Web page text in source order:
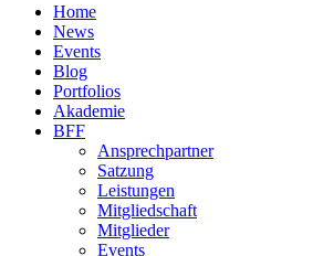
Home
News
Events
Blog
Portfolios
Akademie
BFF
Ansprechpartner
Satzung
Leistungen
Mitgliedschaft
Mitglieder
Events